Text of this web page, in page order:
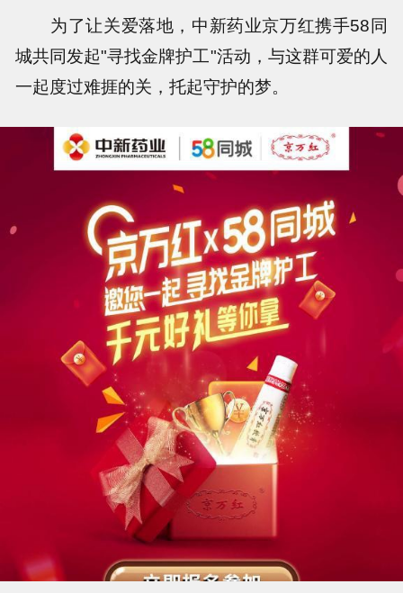
为了让关爱落地，中新药业京万红携手58同
城共同发起"寻找金牌护工"活动，与这群可爱的人
一起度过难捱的关，托起守护的梦。